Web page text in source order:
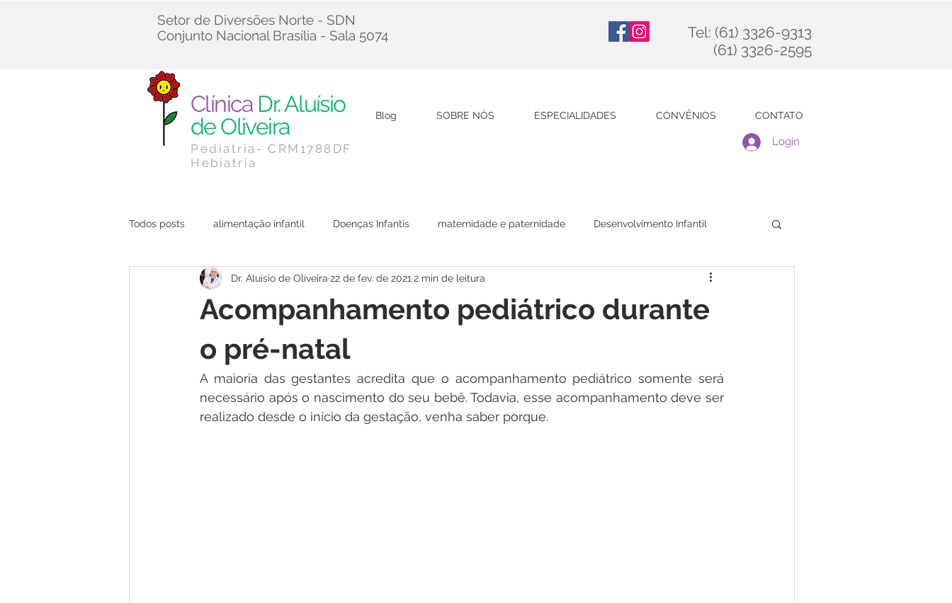
Setor de Diversões Norte - SDN
Conjunto Nacional Brasília - Sala 5074
Tel: (61) 3326-9313
(61) 3326-2595
Login
Clínica Dr. Aluísio
de Oliveira
Blog SOBRE NÓS ESPECIALIDADES CONVÊNIOS CONTATO
Pediatria- CRM1788DF
Hebiatria
Todos posts alimentação infantil Doenças Infantis maternidade e paternidade Desenvolvimento Infantil
Cuidados Infantis Dicas de Viagem Covid-19
Acompanhamento pediátrico durante
o pré-natal
Dr. Aluísio de Oliveira 22 de fev. de 2021 2 min de leitura
A maioria das gestantes acredita que o acompanhamento pediátrico somente será
necessário após o nascimento do seu bebê. Todavia, esse acompanhamento deve ser
realizado desde o início da gestação, venha saber porque.